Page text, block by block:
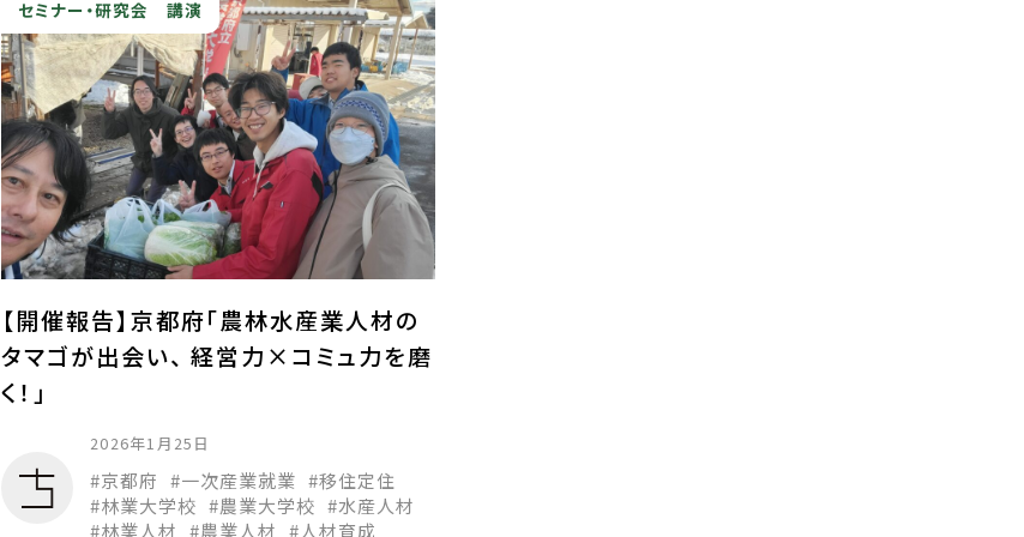
セミナー・研究会 講演
【開催報告】京都府「農林水産業人材の
タマゴが出会い、 経営力×コミュ力を磨
く！」
2026年1月25日
京都府 一次産業就業
移住定住
林業大学校
農業大学校
水産人材
林業人材
農業人材 人材育成